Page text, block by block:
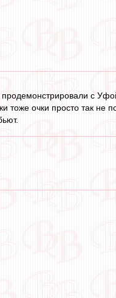
с
тоже очки просто так не